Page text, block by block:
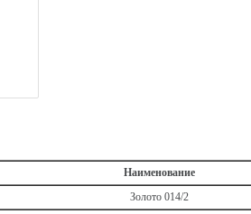
Наименование
Золото 014/2